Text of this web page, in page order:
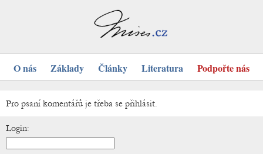
O nás Základy Články Literatura Podpořte nás
Pro psaní komentářů je třeba se přihlásit.
Login: